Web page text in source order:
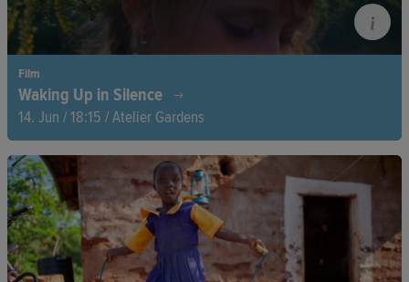
Film
Waking Up in Silence
14. Jun / 18:15 / Atelier Gardens
Ukrainische Kinder leben in einer alten Kaserne. Sie spielen,
erkunden Räume und schreiben „Putin, hör auf, Menschen zu
töten“ – zwischen Vergangenheit und Hoffnung, unter Sonne
und Schatten.